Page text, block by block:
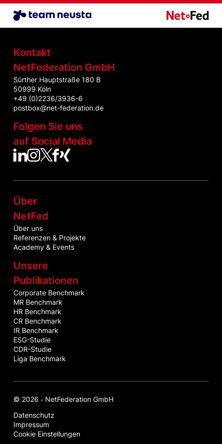
Logistik Benchmark NetFederation
Kontakt
NetFederation GmbH
Sürther Hauptstraße 180 B
50999 Köln
+49 (0)2236/3936-6
postbox@net-federation.de
Folgen Sie uns
auf Social Media
NetFed auf LinkedIn
NetFed auf Instagram
NetFed auf Twitter
NetFed auf Facebook
NetFed auf Xing
Über
NetFed
Über uns
Referenzen & Projekte
Academy & Events
Unsere
Publikationen
Corporate Benchmark
MR Benchmark
HR Benchmark
CR Benchmark
IR Benchmark
ESG-Studie
CDR-Studie
Liga Benchmark
© 2026 ‐ NetFederation GmbH
Datenschutz
Impressum
Cookie Einstellungen